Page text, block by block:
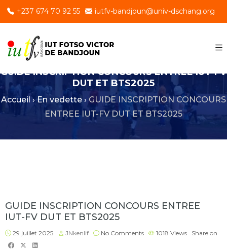
+237 674 70 92 55 iutfv-bandjoun@univ-dschang.org
GUIDE INSCRIPTION CONCOURS ENTREE IUT-FV
DUT ET BTS2025
Accueil ›En vedette › GUIDE INSCRIPTION CONCOURS
ENTREE IUT-FV DUT ET BTS2025
GUIDE INSCRIPTION CONCOURS ENTREE
IUT-FV DUT ET BTS2025
29 juillet 2025 JNkenlif No Comments 1018 Views Share on